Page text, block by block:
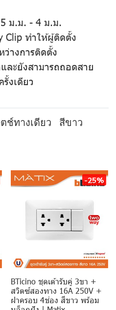
ม.ม. - 4 ม.ม.
Clip ทำให้ผู้ติดตั้ง
างการติดตั้ง
ละยังสามารถถอดสาย
งเดียว
ช์ทางเดียว
สีขาว
-25%
BTicino ชุดเต้ารับคู่ 3ขา +
สวิตซ์สองทาง 16A 250V +
ฝาครอบ 4ช่อง สีขาว พร้อม